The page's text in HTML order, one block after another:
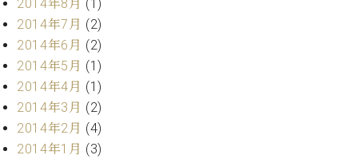
ィ
ス
ト
ス
タ
マ
ー
サ
ー
2014年8月 (1)
2014年7月 (2)
2014年6月 (2)
2014年5月 (1)
2014年4月 (1)
2014年3月 (2)
2014年2月 (4)
2014年1月 (3)